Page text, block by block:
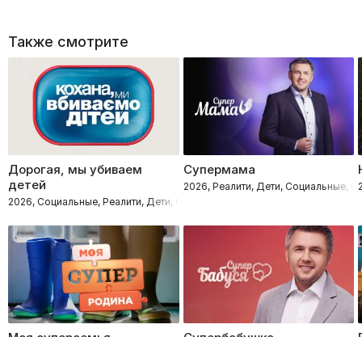
Также смотрите
Дорогая, мы убиваем
детей
2026, Социальные, Реалити, Дети, Семейные
Супермама
2026, Реалити, Дети, Социальные,